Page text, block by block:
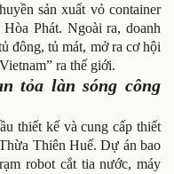
sản xuất vỏ container
Phát. Ngoài ra, doanh
đông, tủ mát, mở ra cơ hội
ra thế giới.
tỏa làn sóng công
thiết kế và cung cấp thiết
Thiên Huế. Dự án bao
robot cắt tia nước, máy